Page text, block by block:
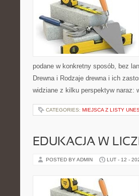
podane w konkretny sposób, bez
Drewna i Rodzaje drewna i ich
widziane z kilku perspektyw
CATEGORIES: MIEJSCA Z LISTY
EDUKACJA W
POSTED BY ADMIN LUT - 12 -